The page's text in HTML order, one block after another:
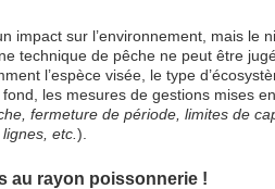
impact sur l’environnement, mais le
technique de pêche ne peut être
l’espèce visée, le type
les mesures de gestions mises
fermeture de période, limites de
etc. ).
au rayon poissonnerie !